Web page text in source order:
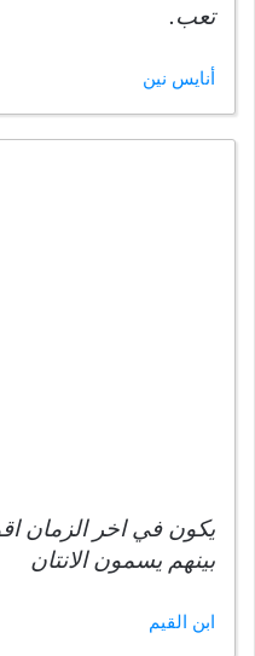
تعب.
أنايس نين
يكون في اخر الزمان
بينهم يسمون الانتان
ابن القيم